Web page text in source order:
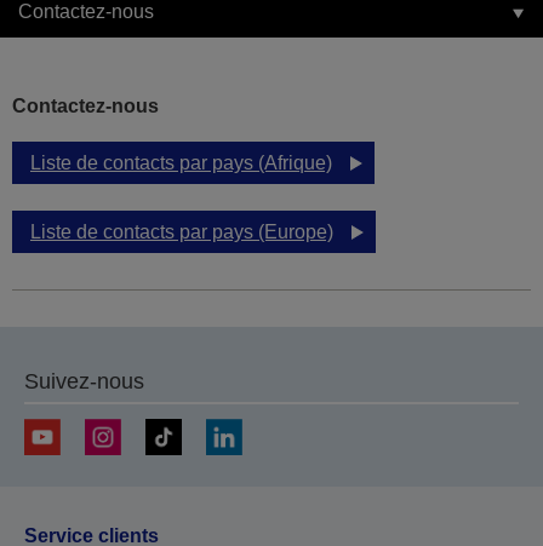
Contactez-nous
Contactez-nous
Liste de contacts par pays (Afrique)
Liste de contacts par pays (Europe)
Suivez-nous
Service clients